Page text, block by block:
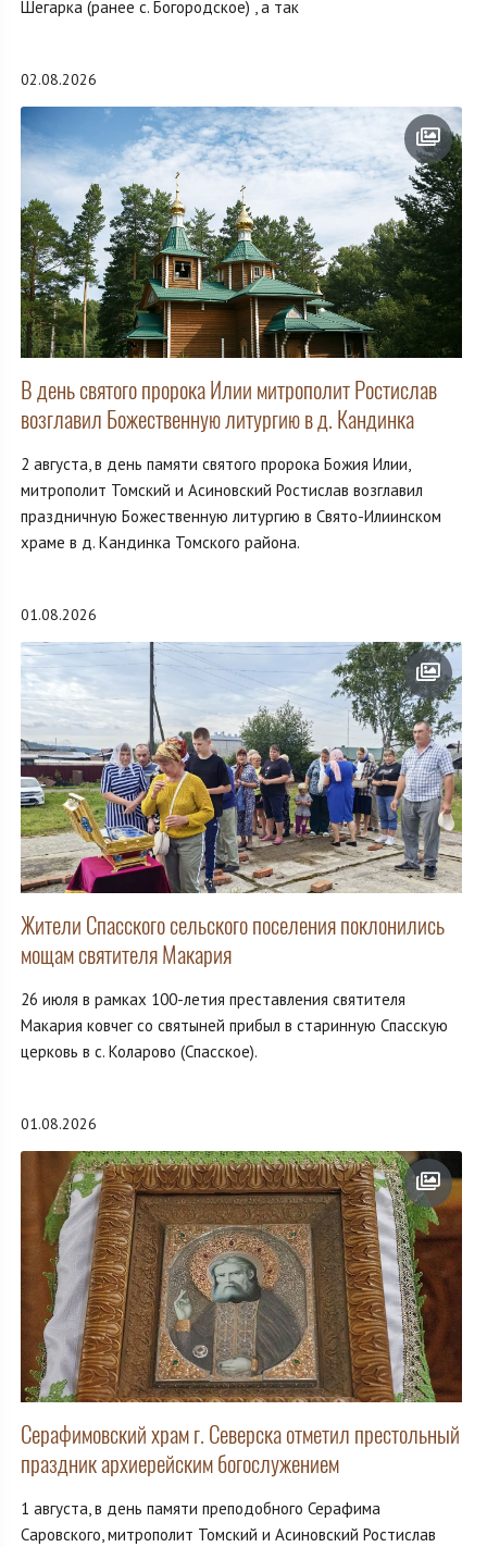
Шегарка (ранее с. Богородское) , а так
02.08.2026
В день святого пророка Илии митрополит Ростислав
возглавил Божественную литургию в д. Кандинка
2 августа, в день памяти святого пророка Божия Илии,
митрополит Томский и Асиновский Ростислав возглавил
праздничную Божественную литургию в Свято-Илиинском
храме в д. Кандинка Томского района.
01.08.2026
Жители Спасского сельского поселения поклонились
мощам святителя Макария
26 июля в рамках 100-летия преставления святителя
Макария ковчег со святыней прибыл в старинную Спасскую
церковь в с. Коларово (Спасское).
01.08.2026
Серафимовский храм г. Северска отметил престольный
праздник архиерейским богослужением
1 августа, в день памяти преподобного Серафима
Саровского, митрополит Томский и Асиновский Ростислав